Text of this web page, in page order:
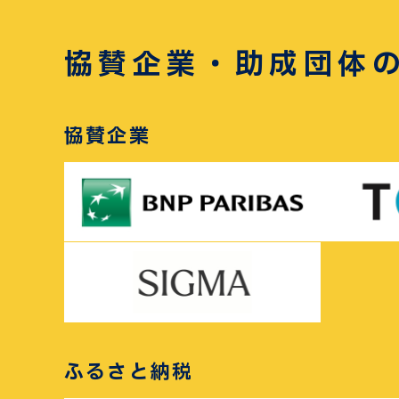
協賛企業・助成団体
協賛企業
ふるさと納税